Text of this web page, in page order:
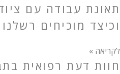
תאונת עבודה עם
וכיצד מוכיחים
לקריאה »
חוות דעת רפואית